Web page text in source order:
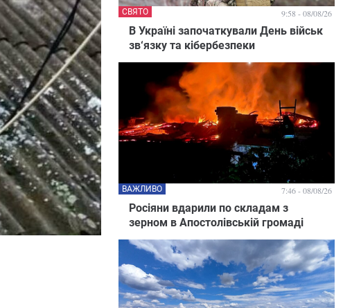
В Україні започаткували День військ
зв‘язку та кібербезпеки
СВЯТО 9:58 - 08/08/26
Росіяни вдарили по складам з
зерном в Апостолівській громаді
ВАЖЛИВО 7:46 - 08/08/26